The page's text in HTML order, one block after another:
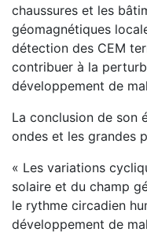
chaussures et les
géomagnétiques
détection des CEM
contribuer à la
développement de
La conclusion de son
ondes et les grandes
« Les variations
solaire et du champ
le rythme circadien
développement de